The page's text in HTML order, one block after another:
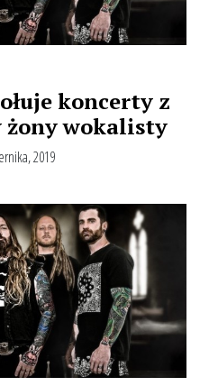
koncerty z
żony wokalisty
2019